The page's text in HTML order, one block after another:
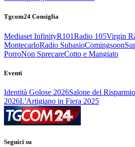
Tgcom24 Consiglia
Mediaset InfinityR101Radio 105Virgin
MontecarloRadio SubasioComingsoon
PorroNon SprecareCotto e Mangiato
Eventi
Identità Golose 2026Salone del
2026L'Artigiano in Fiera 2025
Seguici su